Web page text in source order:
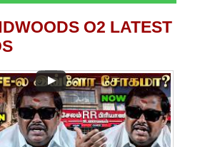
O2 LATEST